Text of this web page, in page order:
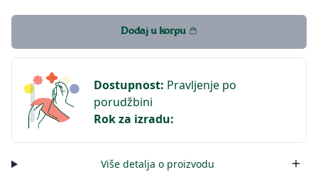
Dodaj u korpu
Dostupnost: Pravljenje po
porudžbini
Rok za izradu:
Više detalja o proizvodu